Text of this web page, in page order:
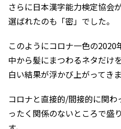
さらに日本漢字能力検定協会
選ばれたのも「密」でした。
このようにコロナ一色の2020
中から髪にまつわるネタだけ
白い結果が浮かび上がってきま
コロナと直接的/間接的に関
ったく関係のないところで盛